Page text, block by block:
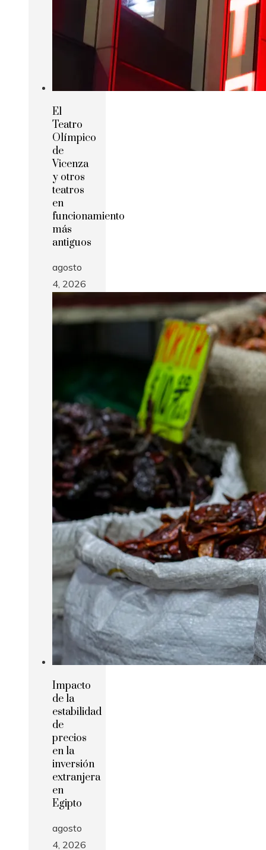
El
Teatro
Olímpico
de
Vicenza
y otros
teatros
en
funcionamiento
más
antiguos
agosto
4, 2026
Impacto
de la
estabilidad
de
precios
en la
inversión
extranjera
en
Egipto
agosto
4, 2026